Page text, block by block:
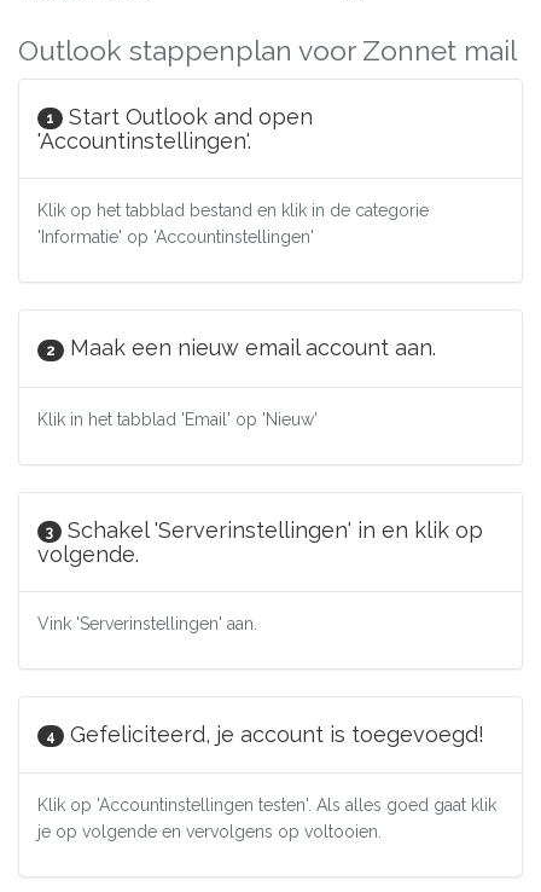
Outlook stappenplan voor Zonnet mail
1
Start Outlook and open
'Accountinstellingen'.
Klik op het tabblad bestand en klik in de categorie
'Informatie' op 'Accountinstellingen'
2 Maak een nieuw email account aan.
Klik in het tabblad 'Email' op 'Nieuw'
3
Schakel 'Serverinstellingen' in en klik op
volgende.
Vink 'Serverinstellingen' aan.
4 Gefeliciteerd, je account is toegevoegd!
Klik op 'Accountinstellingen testen'. Als alles goed gaat klik
je op volgende en vervolgens op voltooien.